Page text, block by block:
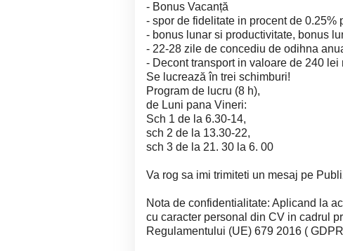
- Bonus Vacanță
- spor de fidelitate in procent de
- bonus lunar si productivitate, bonus
- 22-28 zile de concediu de odihna
- Decont transport in valoare de 240 lei
Se lucrează în trei schimburi!
Program de lucru (8 h),
de Luni pana Vineri:
Sch 1 de la 6.30-14,
sch 2 de la 13.30-22,
sch 3 de la 21. 30 la 6. 00
Va rog sa imi trimiteti un mesaj pe
Nota de confidentialitate: Aplicand la
cu caracter personal din CV in cadrul
Regulamentului (UE) 679 2016 (